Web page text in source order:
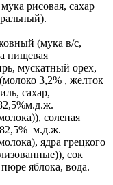
рисовая, сахар
(мука в/с,
пищевая
мускатный орех,
3,2% , желток
сахар,
соленая
82,5% м.д.ж.
ядра грецкого
сок
яблока, вода.